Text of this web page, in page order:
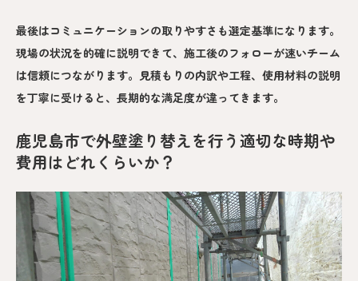
最後はコミュニケーションの取りやすさも選定基準になります。
現場の状況を的確に説明できて、施工後のフォローが速いチーム
は信頼につながります。見積もりの内訳や工程、使用材料の説明
を丁寧に受けると、長期的な満足度が違ってきます。
鹿児島市で外壁塗り替えを行う適切な時期や
費用はどれくらいか？